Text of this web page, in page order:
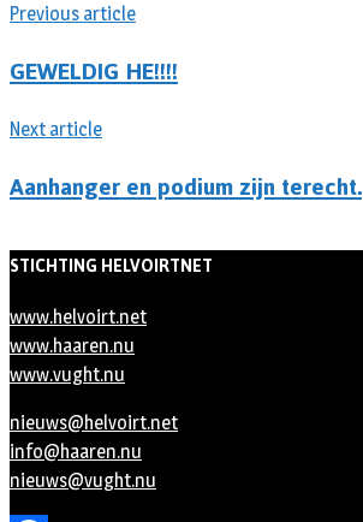
Previous article
GEWELDIG HE!!!!
Next article
Aanhanger en podium zijn terecht.
STICHTING HELVOIRTNET
www.helvoirt.net
www.haaren.nu
www.vught.nu
nieuws@helvoirt.net
info@haaren.nu
nieuws@vught.nu